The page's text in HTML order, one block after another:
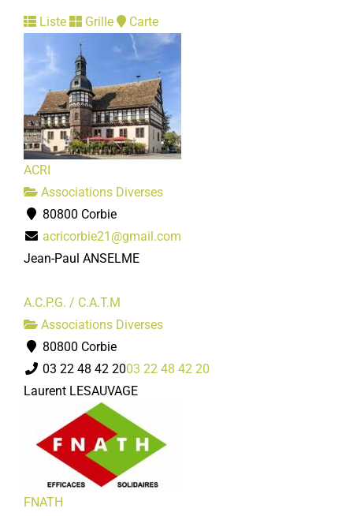
Liste Grille Carte
ACRI
Associations Diverses
80800 Corbie
acricorbie21@gmail.com
Jean-Paul ANSELME
A.C.P.G. / C.A.T.M
Associations Diverses
80800 Corbie
03 22 48 42 2003 22 48 42 20
Laurent LESAUVAGE
FNATH